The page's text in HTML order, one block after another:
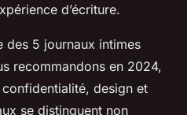
d’écriture.
des 5 journaux intimes
recommandons en 2024,
design et
se distinguent non